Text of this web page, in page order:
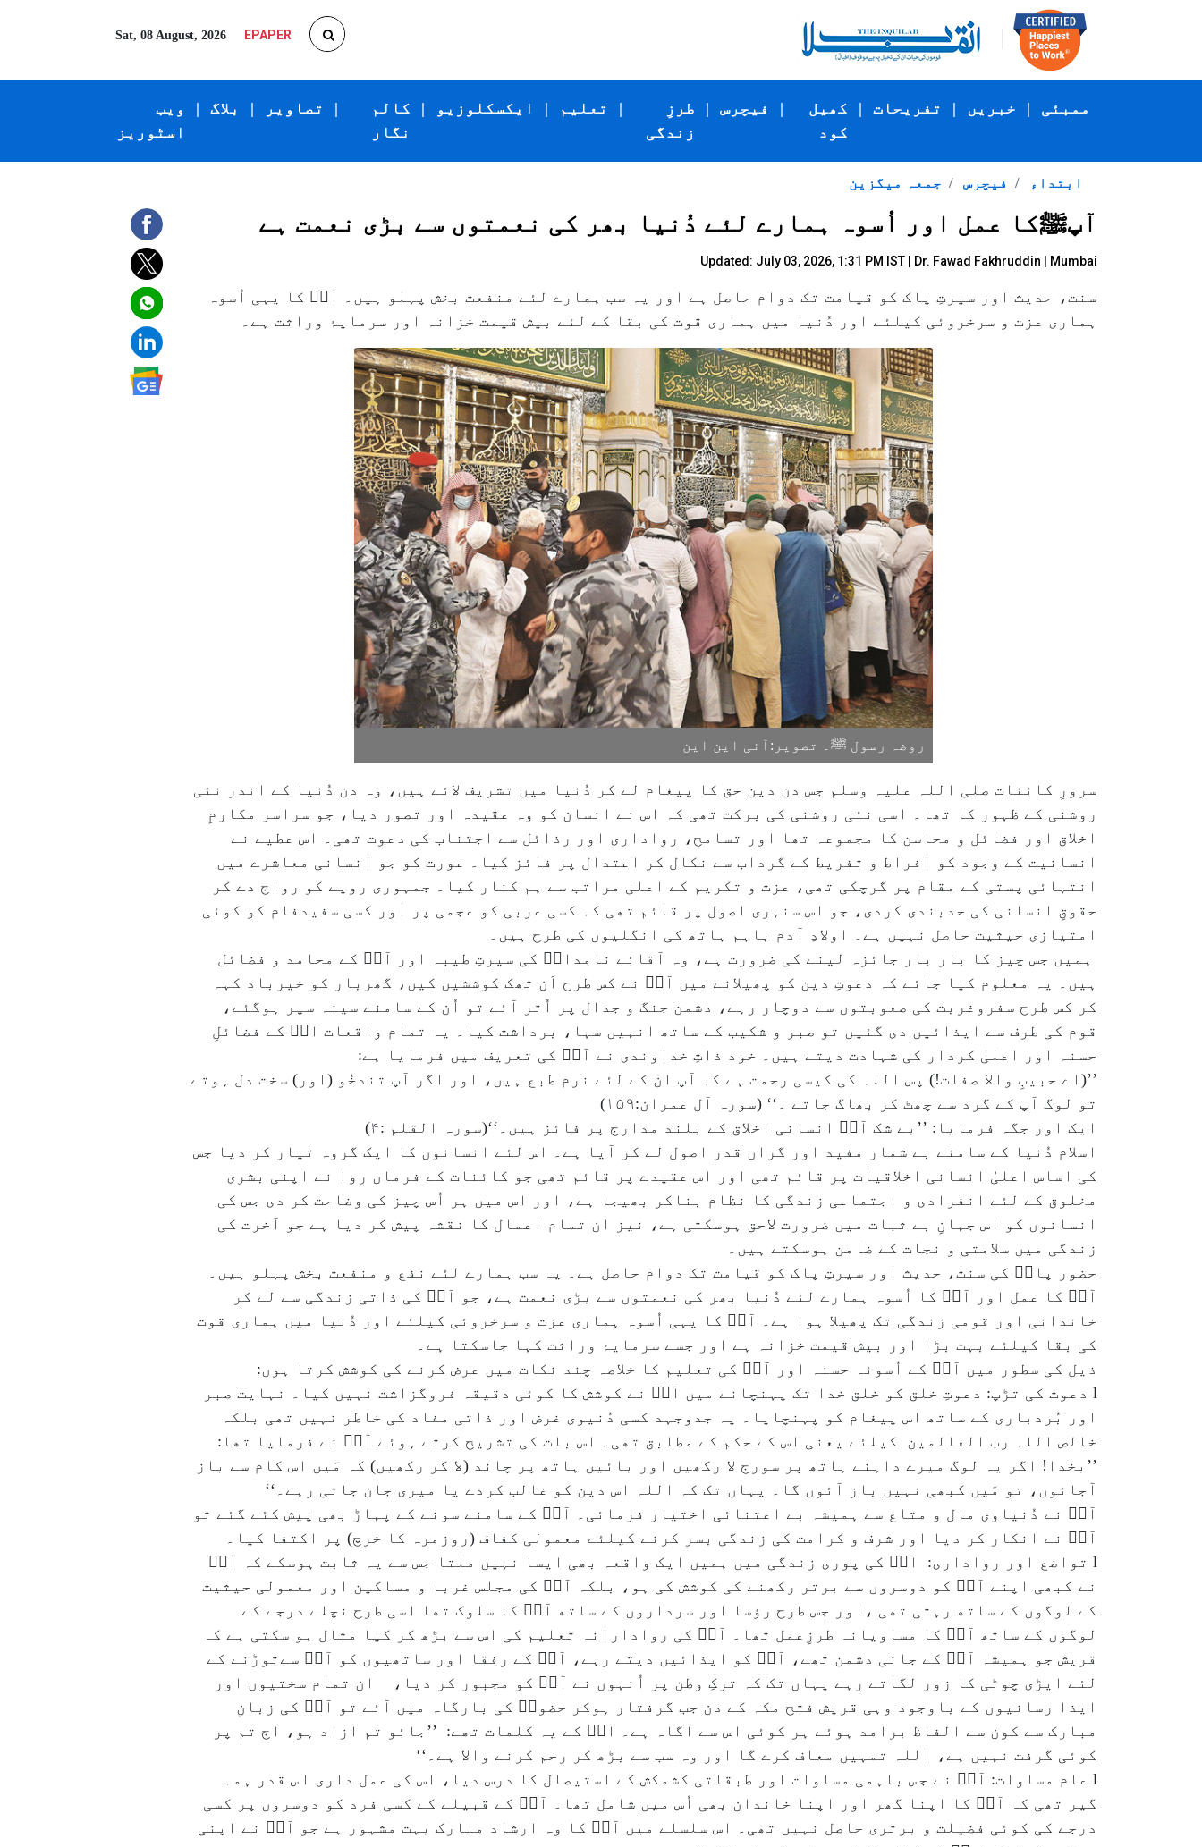
Sat, 08 August, 2026 EPAPER
ویب
اسٹوریز
| بلاگ | تصاویر |
کالم
نگار
| ایکسکلوزیو | تعلیم |
طرزِ
زندگی
| فیچرس |
کھیل
کود
| تفریحات | خبریں | ممبئی
جمعہ میگزین فیچرس ابتداء
آپﷺکا عمل اور اُسوہ ہمارے لئے دُنیا بھر کی نعمتوں سے بڑی نعمت ہے
Updated: July 03, 2026, 1:31 PM IST | Dr. Fawad Fakhruddin | Mumbai
سنت، حدیث اور سیرتِ پاک کو قیامت تک دوام حاصل ہے اور یہ سب ہمارے لئے منفعت بخش پہلو ہیں۔ آپؐ کا یہی اُسوہ
ہماری عزت و سرخروئی کیلئے اور دُنیا میں ہماری قوت کی بقا کے لئے بیش قیمت خزانہ اور سرمایۂ وراثت ہے۔
روضہ رسول ﷺ۔ تصویر:آئی این این
سرورِ کائنات صلی اللہ علیہ وسلم جس دن دین حق کا پیغام لے کر دُنیا میں تشریف لائے ہیں، وہ دن دُنیا کے اندر نئی
روشنی کے ظہور کا تھا۔ اسی نئی روشنی کی برکت تھی کہ اس نے انسان کو وہ عقیدہ اور تصور دیا، جو سراسر مکارمِ
اخلاق اور فضائل و محاسن کا مجموعہ تھا اور تسامح، رواداری اور رذائل سے اجتناب کی دعوت تھی۔ اس عطیے نے
انسانیت کے وجود کو افراط و تفریط کے گرداب سے نکال کر اعتدال پر فائز کیا۔ عورت کو جو انسانی معاشرے میں
انتہائی پستی کے مقام پر گرچکی تھی، عزت و تکریم کے اعلیٰ مراتب سے ہم کنار کیا۔ جمہوری رویے کو رواج دے کر
حقوقِ انسانی کی حدبندی کردی، جو اس سنہری اصول پر قائم تھی کہ کسی عربی کو عجمی پر اور کسی سفیدفام کو کوئی
امتیازی حیثیت حاصل نہیں ہے۔ اولادِ آدم باہم ہاتھ کی انگلیوں کی طرح ہیں۔
ہمیں جس چیز کا بار بار جائزہ لینے کی ضرورت ہے، وہ آقائے نامدارؐ کی سیرتِ طیبہ اور آپؐ کے محامد و فضائل
ہیں۔ یہ معلوم کیا جائے کہ دعوتِ دین کو پھیلانے میں آپؐ نے کس طرح اَن تھک کوششیں کیں، گھربار کو خیرباد کہہ
کر کس طرح سفروغربت کی صعوبتوں سے دوچار رہے، دشمن جنگ و جدال پر اُتر آئے تو اُن کے سامنے سینہ سپر ہوگئے،
قوم کی طرف سے ایذائیں دی گئیں تو صبر و شکیب کے ساتھ انہیں سہا، برداشت کیا۔ یہ تمام واقعات آپؐ کے فضائلِ
حسنہ اور اعلیٰ کردار کی شہادت دیتے ہیں۔ خود ذاتِ خداوندی نے آپؐ کی تعریف میں فرمایا ہے:
’’(اے حبیبِ والا صفات!) پس اللہ کی کیسی رحمت ہے کہ آپ ان کے لئے نرم طبع ہیں، اور اگر آپ تندخُو (اور) سخت دل ہوتے
تو لوگ آپ کے گرد سے چھٹ کر بھاگ جاتے ۔‘‘ (سورہ آل عمران:۱۵۹)
ایک اور جگہ فرمایا: ’’بے شک آپؐ انسانی اخلاق کے بلند مدارج پر فائز ہیں۔‘‘(سورہ القلم :۴)
اسلام دُنیا کے سامنے بے شمار مفید اور گراں قدر اصول لے کر آیا ہے۔ اس لئے انسانوں کا ایک گروہ تیار کر دیا جس
کی اساس اعلیٰ انسانی اخلاقیات پر قائم تھی اور اس عقیدے پر قائم تھی جو کائنات کے فرماں روا نے اپنی بشری
مخلوق کے لئے انفرادی و اجتماعی زندگی کا نظام بناکر بھیجا ہے، اور اس میں ہر اُس چیز کی وضاحت کر دی جس کی
انسانوں کو اس جہانِ بے ثبات میں ضرورت لاحق ہوسکتی ہے، نیز ان تمام اعمال کا نقشہ پیش کر دیا ہے جو آخرت کی
زندگی میں سلامتی و نجات کے ضامن ہوسکتے ہیں۔
حضور پاکؐ کی سنت، حدیث اور سیرتِ پاک کو قیامت تک دوام حاصل ہے۔ یہ سب ہمارے لئے نفع و منفعت بخش پہلو ہیں۔
آپؐ کا عمل اور آپؐ کا اُسوہ ہمارے لئے دُنیا بھر کی نعمتوں سے بڑی نعمت ہے، جو آپؐ کی ذاتی زندگی سے لے کر
خاندانی اور قومی زندگی تک پھیلا ہوا ہے۔ آپؐ کا یہی اُسوہ ہماری عزت و سرخروئی کیلئے اور دُنیا میں ہماری قوت
کی بقا کیلئے بہت بڑا اور بیش قیمت خزانہ ہے اور جسے سرمایۂ وراثت کہا جاسکتا ہے۔
ذیل کی سطور میں آپؐ کے اُسوئہ حسنہ اور آپؐ کی تعلیم کا خلاصہ چند نکات میں عرض کرنے کی کوشش کرتا ہوں:
l دعوت کی تڑپ: دعوتِ خلق کو خلق خدا تک پہنچانے میں آپؐ نے کوشش کا کوئی دقیقہ فروگزاشت نہیں کیا۔ نہایت صبر
اور بُردباری کے ساتھ اس پیغام کو پہنچایا۔ یہ جدوجہد کسی دُنیوی غرض اور ذاتی مفاد کی خاطر نہیں تھی بلکہ
خالص اللہ رب العالمین کیلئے یعنی اس کے حکم کے مطابق تھی۔ اس بات کی تشریح کرتے ہوئے آپؐ نے فرمایا تھا:
’’بخدا! اگر یہ لوگ میرے داہنے ہاتھ پر سورج لا رکھیں اور بائیں ہاتھ پر چاند (لا کر رکھیں) کہ مَیں اس کام سے باز
آجائوں، تو مَیں کبھی نہیں باز آئوں گا۔ یہاں تک کہ اللہ اس دین کو غالب کردے یا میری جان جاتی رہے۔‘‘
آپؐ نے دُنیاوی مال و متاع سے ہمیشہ بے اعتنائی اختیار فرمائی۔ آپؐ کے سامنے سونے کے پہاڑ بھی پیش کئے گئے تو
آپؐ نے انکار کر دیا اور شرف و کرامت کی زندگی بسر کرنے کیلئے معمولی کفاف (روزمرہ کا خرچ) پر اکتفا کیا۔
l تواضع اور رواداری: آپؐ کی پوری زندگی میں ہمیں ایک واقعہ بھی ایسا نہیں ملتا جس سے یہ ثابت ہوسکے کہ آپؐ
نے کبھی اپنے آپؐ کو دوسروں سے برتر رکھنے کی کوشش کی ہو، بلکہ آپؐ کی مجلس غربا و مساکین اور معمولی حیثیت
کے لوگوں کے ساتھ رہتی تھی ،اور جس طرح رؤسا اور سرداروں کے ساتھ آپؐ کا سلوک تھا اسی طرح نچلے درجے کے
لوگوں کے ساتھ آپؐ کا مساویانہ طرزِعمل تھا۔ آپؐ کی روادارانہ تعلیم کی اس سے بڑھ کر کیا مثال ہو سکتی ہے کہ
قریش جو ہمیشہ آپؐ کے جانی دشمن تھے، آپؐ کو ایذائیں دیتے رہے، آپؐ کے رفقا اور ساتھیوں کو آپؐ سےتوڑنے کے
لئے ایڑی چوٹی کا زور لگاتے رہے یہاں تک کہ ترکِ وطن پر اُنہوں نے آپؐ کو مجبور کر دیا، ان تمام سختیوں اور
ایذا رسانیوں کے باوجود وہی قریش فتح مکہ کے دن جب گرفتار ہوکر حضورؐ کی بارگاہ میں آئے تو آپؐ کی زبانِ
مبارک سے کون سے الفاظ برآمد ہوئے ہر کوئی اس سے آگاہ ہے۔ آپؐ کے یہ کلمات تھے: ’’جائو تم آزاد ہو، آج تم پر
کوئی گرفت نہیں ہے، اللہ تمہیں معاف کرے گا اور وہ سب سے بڑھ کر رحم کرنے والا ہے۔‘‘
l عام مساوات: آپؐ نے جس باہمی مساوات اور طبقاتی کشمکش کے استیصال کا درس دیا، اس کی عمل داری اس قدر ہمہ
گیر تھی کہ آپؐ کا اپنا گھر اور اپنا خاندان بھی اُس میں شامل تھا۔ آپؐ کے قبیلے کے کسی فرد کو دوسروں پر کسی
درجے کی کوئی فضیلت و برتری حاصل نہیں تھی۔ اس سلسلے میں آپؐ کا وہ ارشاد مبارک بہت مشہور ہے جو آپؐ نے اپنی